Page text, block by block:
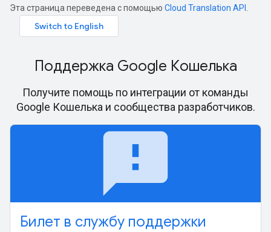
Эта страница переведена с помощью Cloud Translation API
Поддержка Google Кошелька
Получите помощь по интеграции от команды
Google Кошелька и сообщества разработчиков.
feedback
Билет в службу поддержки